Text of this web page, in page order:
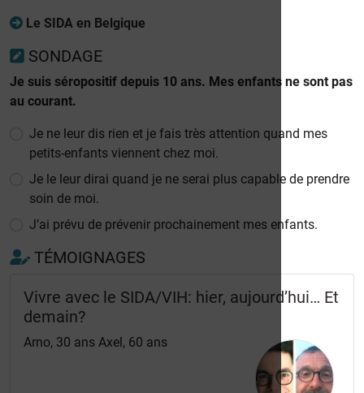
Le SIDA en Belgique
SONDAGE
Je suis séropositif depuis 10 ans. Mes enfants ne sont pas
au courant.
Je ne leur dis rien et je fais très attention quand mes
petits-enfants viennent chez moi.
Je le leur dirai quand je ne serai plus capable de prendre
soin de moi.
J’ai prévu de prévenir prochainement mes enfants.
TÉMOIGNAGES
Vivre avec le SIDA/VIH: hier, aujourd’hui… Et
demain?
Arno, 30 ans Axel, 60 ans